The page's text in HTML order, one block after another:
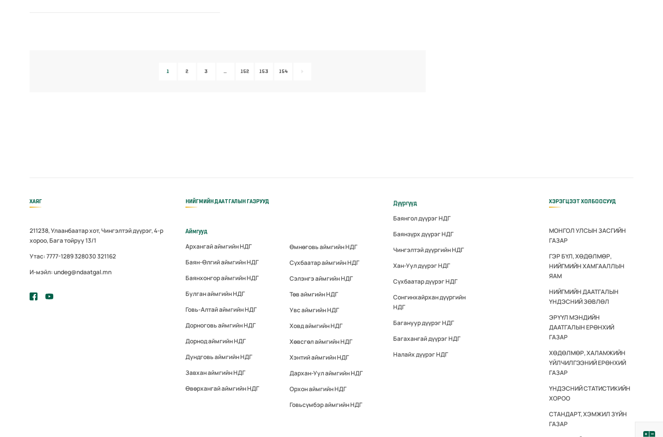
1 2 3 … 152 153 154
ХАЯГ
211238, Улаанбаатар хот, Чингэлтэй дүүрэг, 4-р
хороо, Бага тойруу 13/1
Утас: 7777-1289 328030 321162
И-мэйл: undeg@ndaatgal.mn
НИЙГМИЙН ДААТГАЛЫН ГАЗРУУД
Аймгууд
Архангай аймгийн НДГ
Баян-Өлгий аймгийн НДГ
Баянхонгор аймгийн НДГ
Булган аймгийн НДГ
Говь-Алтай аймгийн НДГ
Дорноговь аймгийн НДГ
Дорнод аймгийн НДГ
Дундговь аймгийн НДГ
Завхан аймгийн НДГ
Өвөрхангай аймгийн НДГ
Өмнөговь аймгийн НДГ
Сүхбаатар аймгийн НДГ
Сэлэнгэ аймгийн НДГ
Төв аймгийн НДГ
Увс аймгийн НДГ
Ховд аймгийн НДГ
Хөвсгөл аймгийн НДГ
Хэнтий аймгийн НДГ
Дархан-Уул аймгийн НДГ
Орхон аймгийн НДГ
Говьсүмбэр аймгийн НДГ
Дүүргүүд
Баянгол дүүрэг НДГ
Баянзүрх дүүрэг НДГ
Чингэлтэй дүүргийн НДГ
Хан-Уул дүүрэг НДГ
Сүхбаатар дүүрэг НДГ
Сонгинхайрхан дүүргийн
НДГ
Багануур дүүрэг НДГ
Багахангай дүүрэг НДГ
Налайх дүүрэг НДГ
ХЭРЭГЦЭЭТ ХОЛБООСУУД
МОНГОЛ УЛСЫН ЗАСГИЙН
ГАЗАР
ГЭР БҮЛ, ХӨДӨЛМӨР,
НИЙГМИЙН ХАМГААЛЛЫН
ЯАМ
НИЙГМИЙН ДААТГАЛЫН
ҮНДЭСНИЙ ЗӨВЛӨЛ
ЭРҮҮЛ МЭНДИЙН
ДААТГАЛЫН ЕРӨНХИЙ
ГАЗАР
ХӨДӨЛМӨР, ХАЛАМЖИЙН
ҮЙЛЧИЛГЭЭНИЙ ЕРӨНХИЙ
ГАЗАР
ҮНДЭСНИЙ СТАТИСТИКИЙН
ХОРОО
СТАНДАРТ, ХЭМЖИЛ ЗҮЙН
ГАЗАР